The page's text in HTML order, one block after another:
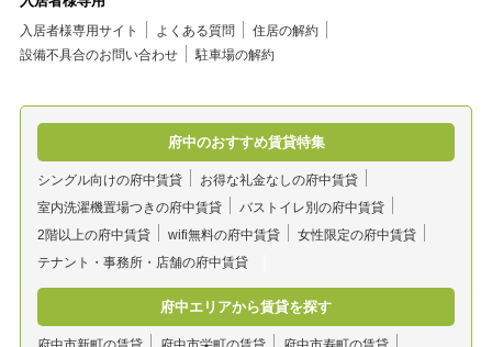
入居者様専用サイト よくある質問
住居の解約
設備不具合のお問い合わせ
駐車場の解約
府中のおすすめ賃貸特集
シングル向けの府中賃貸
お得な礼金なしの府中賃貸
室内洗濯機置場つきの府中賃貸
バストイレ別の府中賃貸
2階以上の府中賃貸
wifi無料の府中賃貸
女性限定の府中賃貸
テナント・事務所・店舗の府中賃貸
府中エリアから賃貸を探す